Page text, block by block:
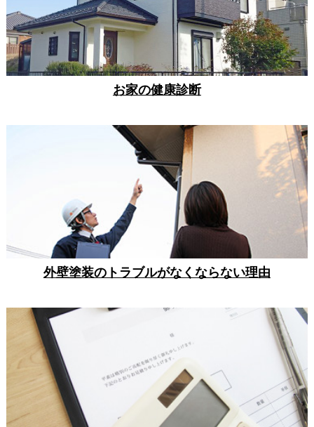
お家の健康診断
外壁塗装のトラブルがなくならない理由